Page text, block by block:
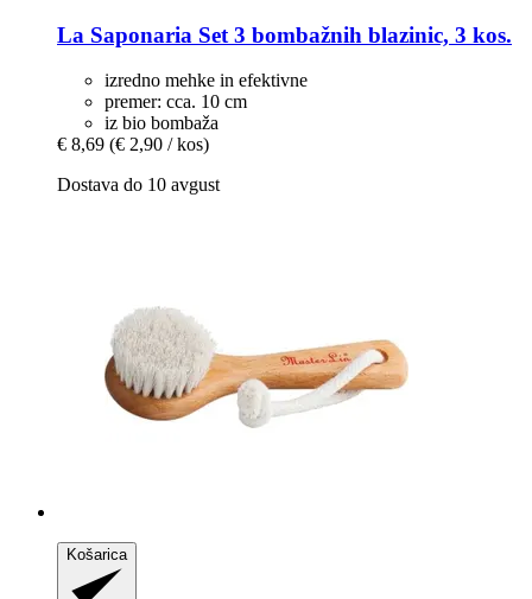
La Saponaria Set 3 bombažnih blazinic, 3 kos.
izredno mehke in efektivne
premer: cca. 10 cm
iz bio bombaža
€ 8,69 (€ 2,90 / kos)
Dostava do 10 avgust
Košarica